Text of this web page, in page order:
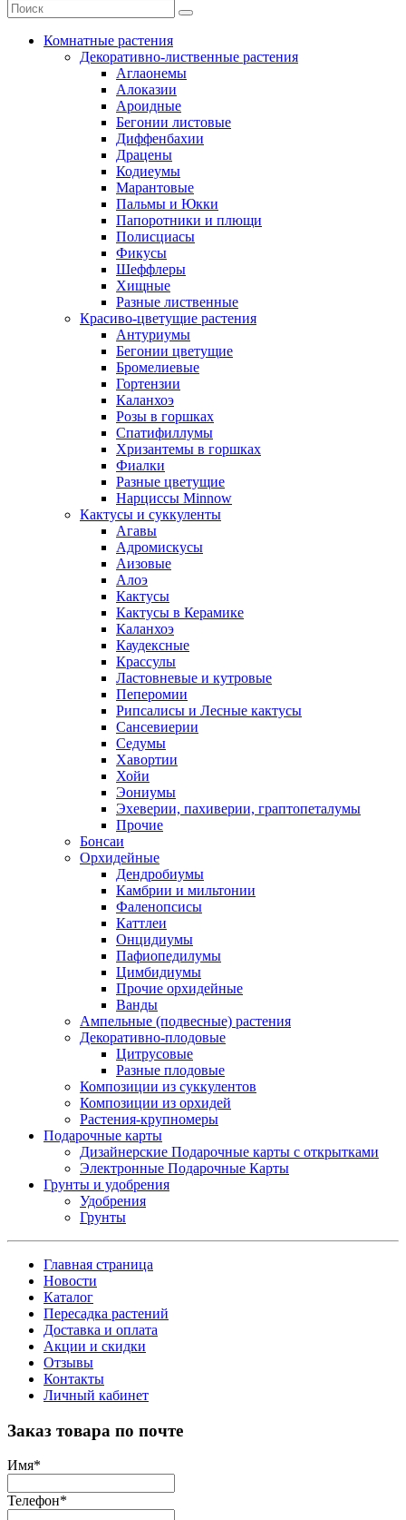
Комнатные растения
Декоративно-лиственные растения
Аглаонемы
Алоказии
Ароидные
Бегонии листовые
Диффенбахии
Драцены
Кодиеумы
Марантовые
Пальмы и Юкки
Папоротники и плющи
Полисциасы
Фикусы
Шеффлеры
Хищные
Разные лиственные
Красиво-цветущие растения
Антуриумы
Бегонии цветущие
Бромелиевые
Гортензии
Каланхоэ
Розы в горшках
Спатифиллумы
Хризантемы в горшках
Фиалки
Разные цветущие
Нарциссы Minnow
Кактусы и суккуленты
Агавы
Адромискусы
Аизовые
Алоэ
Кактусы
Кактусы в Керамике
Каланхоэ
Каудексные
Крассулы
Ластовневые и кутровые
Пеперомии
Рипсалисы и Лесные кактусы
Сансевиерии
Седумы
Хавортии
Хойи
Эониумы
Эхеверии, пахиверии, граптопеталумы
Прочие
Бонсаи
Орхидейные
Дендробиумы
Камбрии и мильтонии
Фаленопсисы
Каттлеи
Онцидиумы
Пафиопедилумы
Цимбидиумы
Прочие орхидейные
Ванды
Ампельные (подвесные) растения
Декоративно-плодовые
Цитрусовые
Разные плодовые
Композиции из суккулентов
Композиции из орхидей
Растения-крупномеры
Подарочные карты
Дизайнерские Подарочные карты с открытками
Электронные Подарочные Карты
Грунты и удобрения
Удобрения
Грунты
Главная страница
Новости
Каталог
Пересадка растений
Доставка и оплата
Акции и скидки
Отзывы
Контакты
Личный кабинет
Заказ товара по почте
Имя*
Телефон*